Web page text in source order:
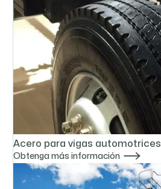
Acero para vigas automotrices
Obtenga más información 